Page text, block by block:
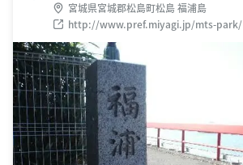
宮城県宮城郡松島町松島 福浦島
http://www.pref.miyagi.jp/mts-park/